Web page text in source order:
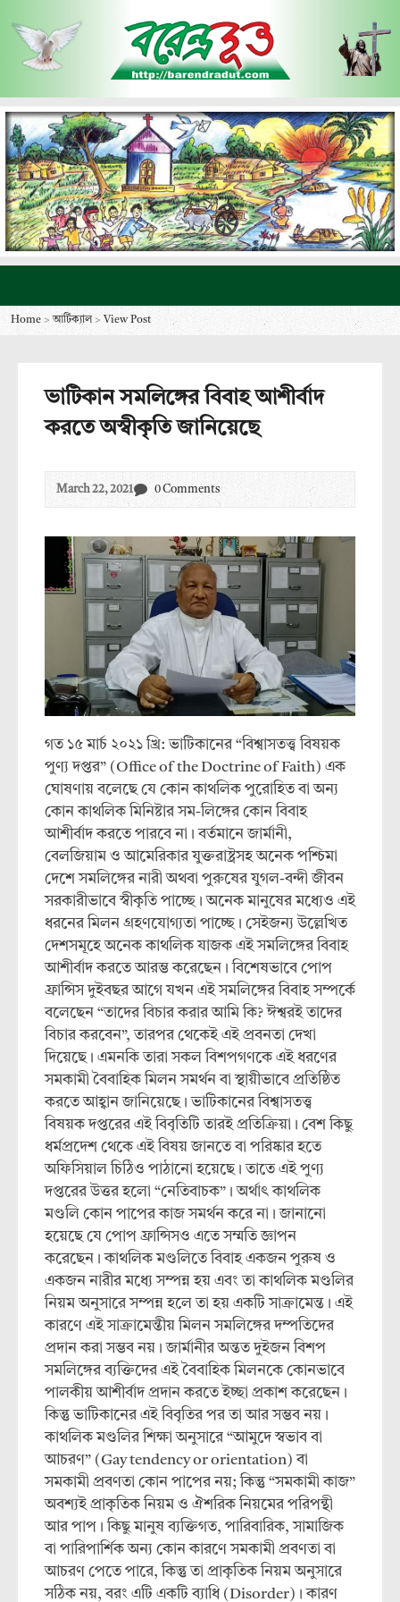
Home > আর্টিক্যাল >View Post
ভাটিকান সমলিঙ্গের বিবাহ আশীর্বাদ
করতে অস্বীকৃতি জানিয়েছে
March 22, 2021 0 Comments
গত ১৫ মার্চ ২০২১ খ্রি: ভাটিকানের “বিশ্বাসতত্ত্ব বিষয়ক
পুণ্য দপ্তর” (Office of the Doctrine of Faith) এক
ঘোষণায় বলেছে যে কোন কাথলিক পুরোহিত বা অন্য
কোন কাথলিক মিনিষ্টার সম-লিঙ্গের কোন বিবাহ
আশীর্বাদ করতে পারবে না। বর্তমানে জার্মানী,
বেলজিয়াম ও আমেরিকার যুক্তরাষ্ট্রসহ অনেক পশ্চিমা
দেশে সমলিঙ্গের নারী অথবা পুরুষের যুগল-বন্দী জীবন
সরকারীভাবে স্বীকৃতি পাচ্ছে। অনেক মানুষের মধ্যেও এই
ধরনের মিলন গ্রহণযোগ্যতা পাচ্ছে। সেইজন্য উল্লেখিত
দেশসমূহে অনেক কাথলিক যাজক এই সমলিঙ্গের বিবাহ
আশীর্বাদ করতে আরম্ভ করেছেন। বিশেষভাবে পোপ
ফ্রান্সিস দুইবছর আগে যখন এই সমলিঙ্গের বিবাহ সম্পর্কে
বলেছেন “তাদের বিচার করার আমি কি? ঈশ্বরই তাদের
বিচার করবেন”, তারপর থেকেই এই প্রবনতা দেখা
দিয়েছে। এমনকি তারা সকল বিশপগণকে এই ধরণের
সমকামী বৈবাহিক মিলন সমর্থন বা স্থায়ীভাবে প্রতিষ্ঠিত
করতে আহ্বান জানিয়েছে। ভাটিকানের বিশ্বাসতত্ত্ব
বিষয়ক দপ্তরের এই বিবৃতিটি তারই প্রতিক্রিয়া। বেশ কিছু
ধর্মপ্রদেশ থেকে এই বিষয় জানতে বা পরিষ্কার হতে
অফিসিয়াল চিঠিও পাঠানো হয়েছে। তাতে এই পুণ্য
দপ্তরের উত্তর হলো “নেতিবাচক”। অর্থাৎ কাথলিক
মণ্ডলি কোন পাপের কাজ সমর্থন করে না। জানানো
হয়েছে যে পোপ ফ্রান্সিসও এতে সম্মতি জ্ঞাপন
করেছেন। কাথলিক মণ্ডলিতে বিবাহ একজন পুরুষ ও
একজন নারীর মধ্যে সম্পন্ন হয় এবং তা কাথলিক মণ্ডলির
নিয়ম অনুসারে সম্পন্ন হলে তা হয় একটি সাক্রামেন্ত। এই
কারণে এই সাক্রামেন্তীয় মিলন সমলিঙ্গের দম্পতিদের
প্রদান করা সম্ভব নয়। জার্মানীর অন্তত দুইজন বিশপ
সমলিঙ্গের ব্যক্তিদের এই বৈবাহিক মিলনকে কোনভাবে
পালকীয় আশীর্বাদ প্রদান করতে ইচ্ছা প্রকাশ করেছেন।
কিন্তু ভাটিকানের এই বিবৃতির পর তা আর সম্ভব নয়।
কাথলিক মণ্ডলির শিক্ষা অনুসারে “আমুদে স্বভাব বা
আচরণ” (Gay tendency or orientation) বা
সমকামী প্রবণতা কোন পাপের নয়; কিন্তু “সমকামী কাজ”
অবশ্যই প্রাকৃতিক নিয়ম ও ঐশরিক নিয়মের পরিপন্থী
আর পাপ। কিছু মানুষ ব্যক্তিগত, পারিবারিক, সামাজিক
বা পারিপার্শিক অন্য কোন কারণে সমকামী প্রবণতা বা
আচরণ পেতে পারে, কিন্তু তা প্রাকৃতিক নিয়ম অনুসারে
সঠিক নয়, বরং এটি একটি ব্যাধি (Disorder)। কারণ